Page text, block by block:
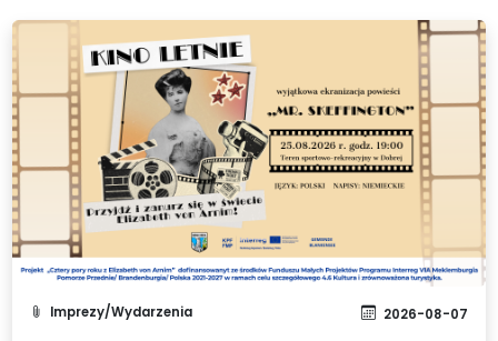
Imprezy/Wydarzenia 2026-08-07